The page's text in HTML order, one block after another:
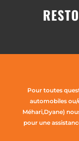
Pour toutes
automobiles ou/
Méhari,Dyane)
pour une